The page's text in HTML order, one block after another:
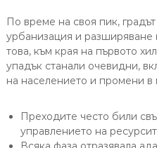
По време на своя пик,
урбанизация и разширяване
това, към края на първото
упадък станали очевидни,
на населението и промени в
Преходите често били
управлението на